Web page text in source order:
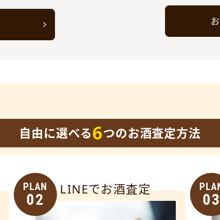
自由に選べる6つのお酒査定方法
PLAN
02
LINEでお酒査定
03